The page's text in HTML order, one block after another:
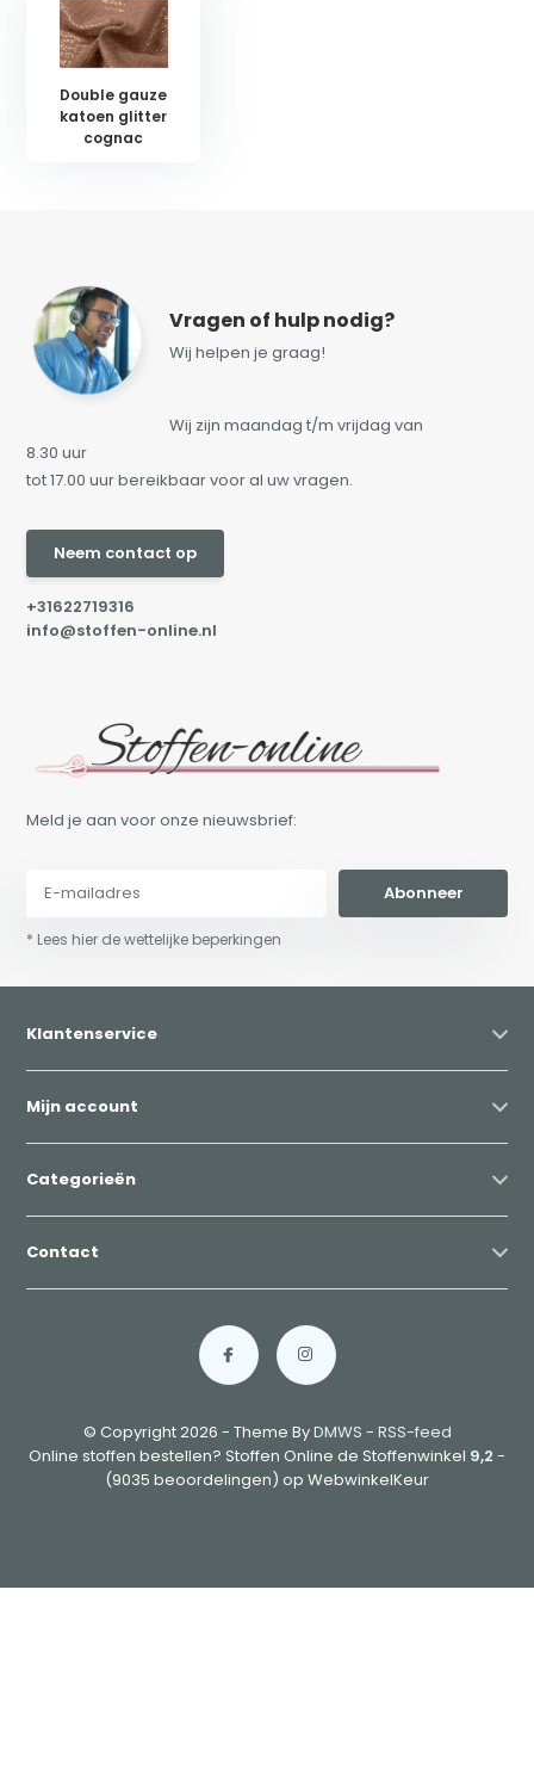
Double gauze
katoen glitter
cognac
Vragen of hulp nodig?
Wij helpen je graag!
Wij zijn maandag t/m vrijdag van
8.30 uur
tot 17.00 uur bereikbaar voor al uw vragen.
Neem contact op
+31622719316
info@stoffen-online.nl
Meld je aan voor onze nieuwsbrief:
Abonneer
* Lees hier de wettelijke beperkingen
Klantenservice
Mijn account
Categorieën
Contact
© Copyright 2026 - Theme ByDMWS - RSS-feed
Online stoffen bestellen? Stoffen Online de Stoffenwinkel 9,2 -
(9035 beoordelingen) op WebwinkelKeur